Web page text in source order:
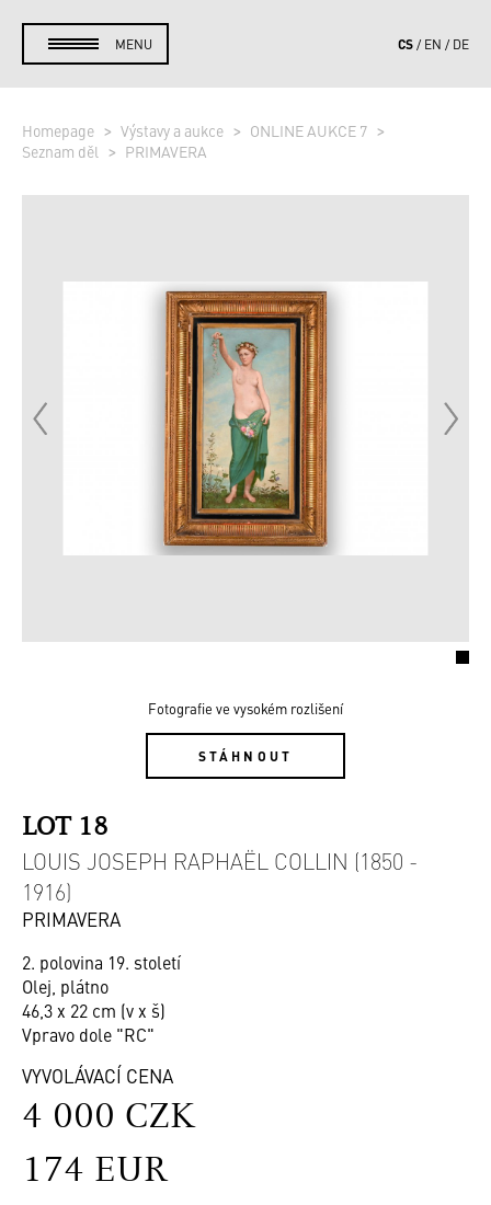
MENU CS EN DE
Homepage Výstavy a aukce
ONLINE AUKCE 7
Seznam děl
PRIMAVERA
Fotografie ve vysokém rozlišení
STÁHNOUT
LOT 18
LOUIS JOSEPH RAPHAËL COLLIN (1850 -
1916)
PRIMAVERA
2. polovina 19. století
Olej, plátno
46,3 x 22 cm (v x š)
Vpravo dole "RC"
VYVOLÁVACÍ CENA
4 000 CZK
174 EUR